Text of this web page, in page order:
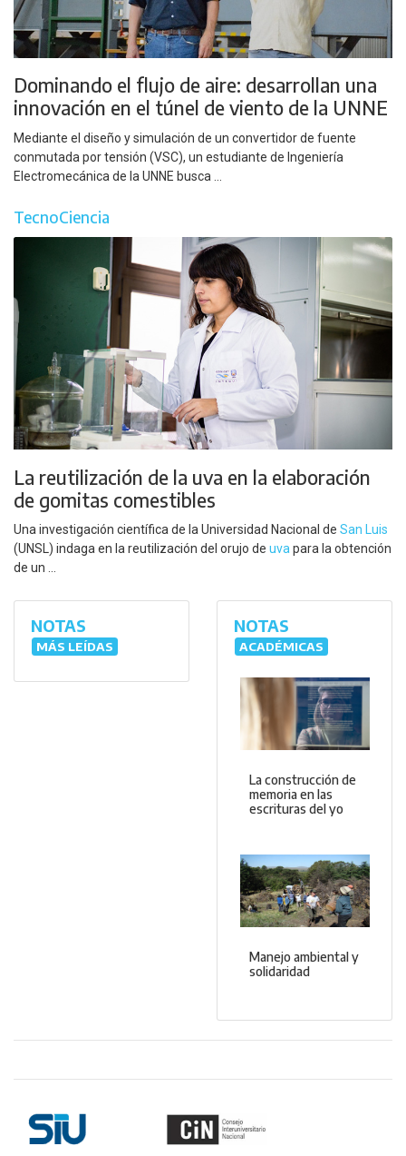
Dominando el flujo de aire: desarrollan una
innovación en el túnel de viento de la UNNE
Mediante el diseño y simulación de un convertidor de fuente
conmutada por tensión (VSC), un estudiante de Ingeniería
Electromecánica de la UNNE busca ...
TecnoCiencia
La reutilización de la uva en la elaboración
de gomitas comestibles
Una investigación científica de la Universidad Nacional de San Luis
(UNSL) indaga en la reutilización del orujo de uvapara la obtención
de un ...
NOTAS
MÁS LEÍDAS
NOTAS
ACADÉMICAS
La construcción de
memoria en las
escrituras del yo
Manejo ambiental y
solidaridad